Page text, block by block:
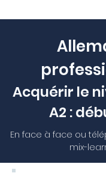
Acquérir le
A2 :
En face à face ou
mix-